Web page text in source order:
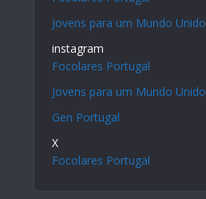
Jovens para um Mundo Unido
instagram
Focolares Portugal
Jovens para um Mundo Unido
Gen Portugal
X
Focolares Portugal